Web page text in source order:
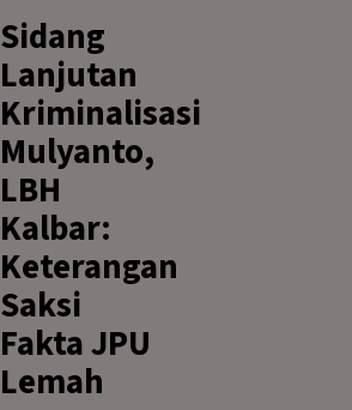
Sidang
Lanjutan
Kriminalisasi
Mulyanto,
LBH
Kalbar:
Keterangan
Saksi
Fakta JPU
Lemah